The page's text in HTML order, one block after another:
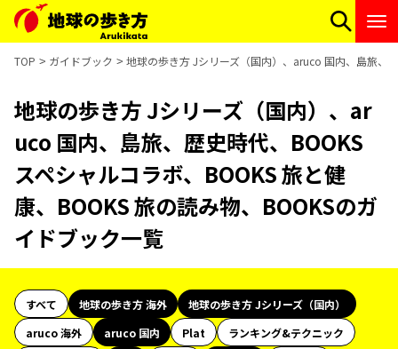
TOP ガイドブック 地球の歩き方 Jシリーズ（国内）、aruco 国内、島旅、
地球の歩き方 Jシリーズ（国内）、ar
uco 国内、島旅、歴史時代、BOOKS
スペシャルコラボ、BOOKS 旅と健
康、BOOKS 旅の読み物、BOOKSのガ
イドブック一覧
すべて 地球の歩き方 海外
地球の歩き方 Jシリーズ（国内）
aruco 海外
aruco 国内 Plat
ランキング&テクニック